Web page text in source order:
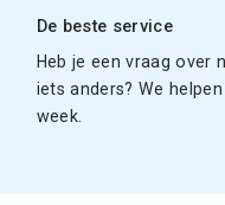
De beste service
Heb je een vraag over
iets anders? We
week.